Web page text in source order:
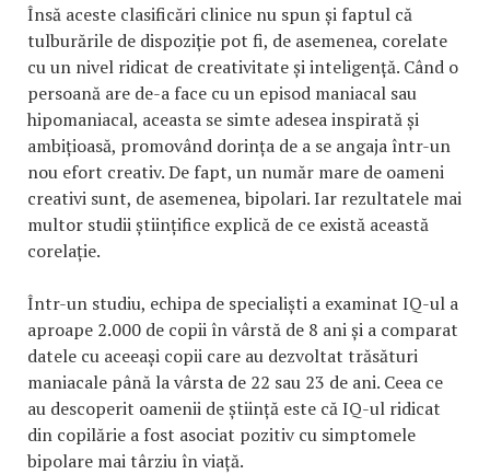
Însă aceste clasificări clinice nu spun și faptul că
tulburările de dispoziție pot fi, de asemenea, corelate
cu un nivel ridicat de creativitate și inteligență. Când o
persoană are de-a face cu un episod maniacal sau
hipomaniacal, aceasta se simte adesea inspirată și
ambițioasă, promovând dorința de a se angaja într-un
nou efort creativ. De fapt, un număr mare de oameni
creativi sunt, de asemenea, bipolari. Iar rezultatele mai
multor studii științifice explică de ce există această
corelație.
Într-un studiu, echipa de specialiști a examinat IQ-ul a
aproape 2.000 de copii în vârstă de 8 ani și a comparat
datele cu aceeași copii care au dezvoltat trăsături
maniacale până la vârsta de 22 sau 23 de ani. Ceea ce
au descoperit oamenii de știință este că IQ-ul ridicat
din copilărie a fost asociat pozitiv cu simptomele
bipolare mai târziu în viață.